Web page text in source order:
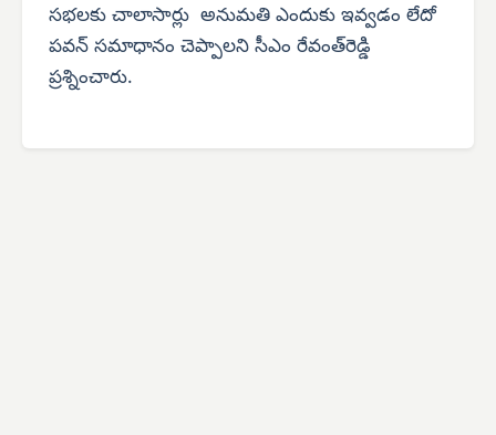
సభలకు చాలాసార్లు అనుమతి ఎందుకు ఇవ్వడం లేదో
పవన్ సమాధానం చెప్పాలని సీఎం రేవంత్‌రెడ్డి
ప్రశ్నించారు.